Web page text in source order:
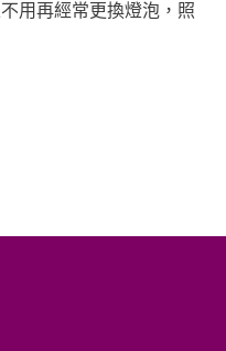
用再經常更換燈泡，照